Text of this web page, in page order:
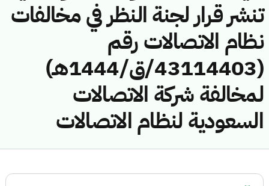
تنشر قرار لجنة النظر في مخالفات
نظام الاتصالات رقم
(43114403/ق/1444هـ)
لمخالفة شركة الاتصالات
السعودية لنظام الاتصالات